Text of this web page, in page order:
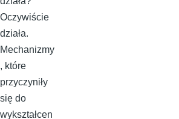
Oczywiście
działa.
Mechanizmy
, które
przyczyniły
się do
wykształcen